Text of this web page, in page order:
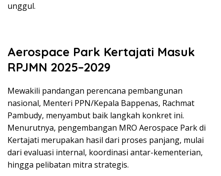
unggul.
Aerospace Park Kertajati Masuk
RPJMN 2025–2029
Mewakili pandangan perencana pembangunan
nasional, Menteri PPN/Kepala Bappenas, Rachmat
Pambudy, menyambut baik langkah konkret ini.
Menurutnya, pengembangan MRO Aerospace Park di
Kertajati merupakan hasil dari proses panjang, mulai
dari evaluasi internal, koordinasi antar-kementerian,
hingga pelibatan mitra strategis.